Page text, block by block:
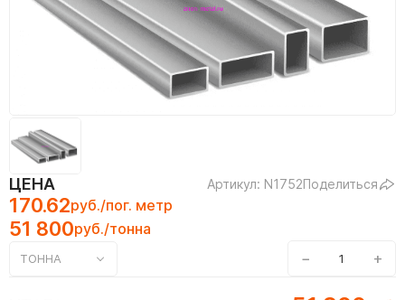
ЦЕНА Артикул: N1752Поделиться
170.62руб./пог. метр
51 800руб./тонна
ТОННА − +